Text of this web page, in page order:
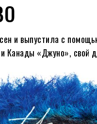
и выпустила с
Канады «Джуно»,